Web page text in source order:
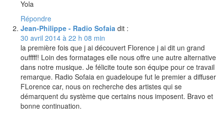
Yola
Répondre
Jean-Philippe - Radio Sofaia dit :
30 avril 2014 à 22 h 08 min
la première fois que j ai découvert Florence j ai dit un grand
oufffff! Loin des formatages elle nous offre une autre alternative
dans notre musique. Je félicite toute son équipe pour ce travail
remarque. Radio Sofaia en guadeloupe fut le premier a diffuser
FLorence car, nous on recherche des artistes qui se
démarquent du système que certains nous imposent. Bravo et
bonne continuation.